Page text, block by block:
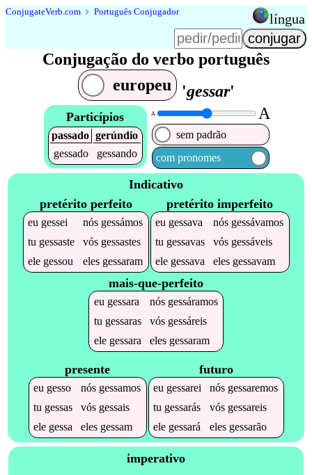
ConjugateVerb.com ﹥ Português Conjugador língua
Conjugação do verbo português
europeu
'gessar'
Particípios
passado gerúndio
gessado
gessando
A A
sem padrão
com pronomes
Indicativo
pretérito perfeito
eu gessei nós gessámos
tu gessaste vós gessastes
ele gessou eles gessaram
pretérito imperfeito
eu gessava nós gessávamos
tu gessavas vós gessáveis
ele gessava eles gessavam
mais-que-perfeito
eu gessara nós gessáramos
tu gessaras vós gessáreis
ele gessara eles gessaram
presente
eu gesso nós gessamos
tu gessas vós gessais
ele gessa eles gessam
futuro
eu gessarei nós gessaremos
tu gessarás vós gessareis
ele gessará eles gessarão
imperativo